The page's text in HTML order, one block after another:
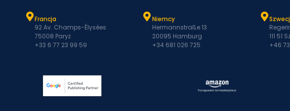
Francja
92 Av. Champs-Élysées
75008 Paryż
+33 6 77 23 99 59
Niemcy
Hermannstraße 13
20095 Hamburg
+34 681 026 725
111 51
+46